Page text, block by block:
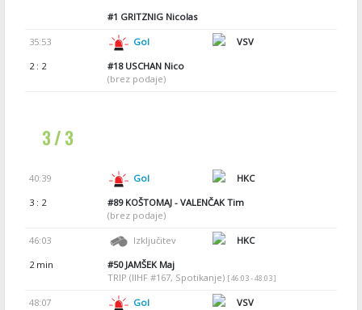
#1 GRITZNIG Nicolas
35:53 Gol
VSV
2 : 2
#18USCHAN Nico
(brez podaje)
3 / 3
40:39 Gol
HKC
3 : 2
#89KOŠTOMAJ - VALENČAK Tim
(brez podaje)
46:03 Izključitev
HKC
2 min
#50JAMŠEK Maj
TRIP (IIHF #167, Spotikanje) [ 46:03 - 48:03 ]
48:07 Gol
VSV